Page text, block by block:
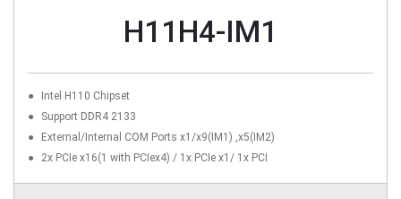
H11H4-IM1
Intel H110 Chipset
Support DDR4 2133
External/Internal COM Ports x1/x9(IM1) ,x5(IM2)
2x PCIe x16(1 with PCIex4) / 1x PCIe x1/ 1x PCI